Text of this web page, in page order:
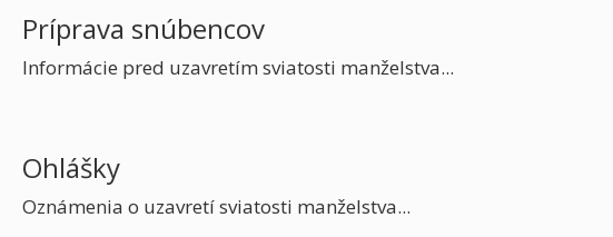
Príprava snúbencov
Informácie pred uzavretím sviatosti manželstva...
Ohlášky
Oznámenia o uzavretí sviatosti manželstva...